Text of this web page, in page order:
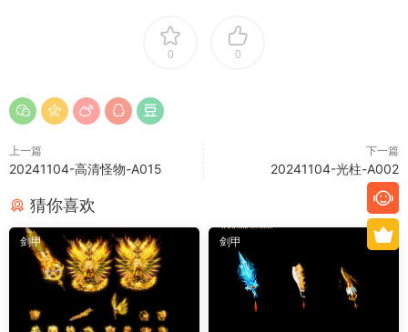
0 0
上一篇
20241104-高清怪物-A015
下一篇
20241104-光柱-A002
猜你喜欢
剑甲 剑甲